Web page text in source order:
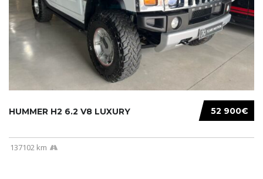
52 900€
HUMMER H2 6.2 V8 LUXURY
137102 km